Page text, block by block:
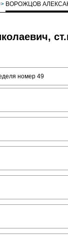
ВОРОЖЦОВ
номер 49